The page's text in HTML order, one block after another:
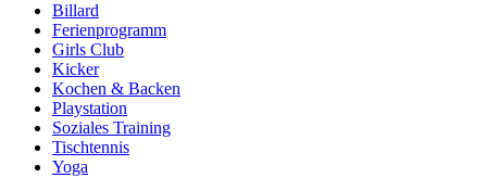
Billard
Ferienprogramm
Girls Club
Kicker
Kochen & Backen
Playstation
Soziales Training
Tischtennis
Yoga